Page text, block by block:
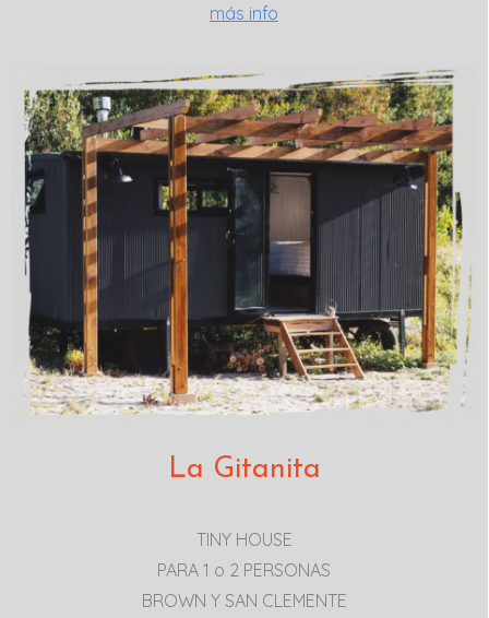
más info
La Gitanita
TINY HOUSE
PARA 1 o 2 PERSONAS
BROWN Y SAN CLEMENTE